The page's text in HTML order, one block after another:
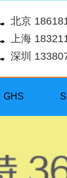
北京
上海
深圳
GHS